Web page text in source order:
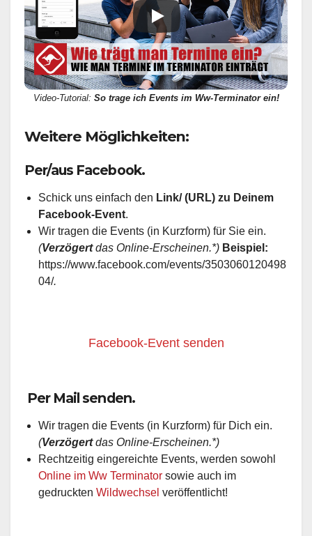
Video-Tutorial: So trage ich Events im Ww-Terminator ein!
Weitere Möglichkeiten:
Per/aus Facebook.
Schick uns einfach den Link/ (URL) zu Deinem
Facebook-Event.
Wir tragen die Events (in Kurzform) für Sie ein.
(Verzögertdas Online-Erscheinen.*) Beispiel:
https://www.facebook.com/events/3503060120498
04/.
Facebook-Event senden
Per Mail senden.
Wir tragen die Events (in Kurzform) für Dich ein.
(Verzögertdas Online-Erscheinen.*)
Rechtzeitig eingereichte Events, werden sowohl
Online im Ww Terminator sowie auch im
gedruckten Wildwechsel veröffentlicht!